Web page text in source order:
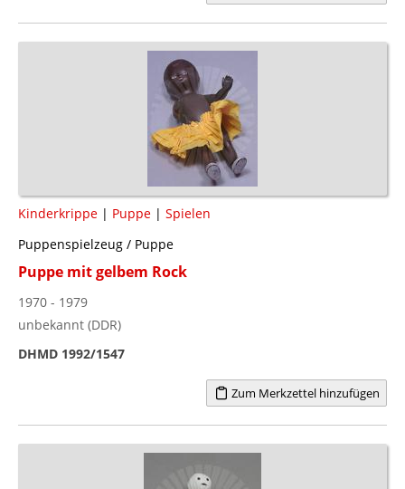
Kinderkrippe | Puppe | Spielen
Puppenspielzeug / Puppe
Puppe mit gelbem Rock
1970 - 1979
unbekannt (DDR)
DHMD 1992/1547
Zum Merkzettel hinzufügen